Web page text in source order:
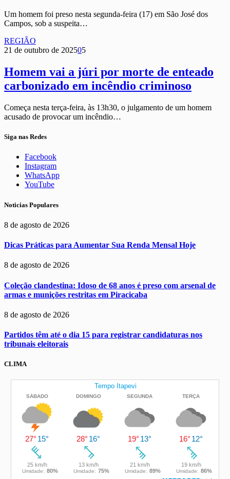
Um homem foi preso nesta segunda-feira (17) em São José dos
Campos, sob a suspeita…
REGIÃO
21 de outubro de 202505
Homem vai a júri por morte de enteado
carbonizado em incêndio criminoso
Começa nesta terça-feira, às 13h30, o julgamento de um homem
acusado de provocar um incêndio…
Siga nas Redes
Facebook
Instagram
WhatsApp
YouTube
Noticias Populares
8 de agosto de 2026
Dicas Práticas para Aumentar Sua Renda Mensal Hoje
8 de agosto de 2026
Coleção clandestina: Idoso de 68 anos é preso com arsenal de
armas e munições restritas em Piracicaba
8 de agosto de 2026
Partidos têm até o dia 15 para registrar candidaturas nos
tribunais eleitorais
CLIMA